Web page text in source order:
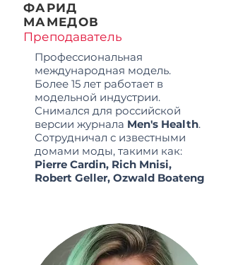
ФАРИД
МАМЕДОВ
Преподаватель
Профессиональная
международная модель.
Более 15 лет работает в
модельной индустрии.
Снимался для российской
версии журнала Men's Health.
Сотрудничал с известными
домами моды, такими как:
Pierre Cardin, Rich Mnisi,
Robert Geller, Ozwald Boateng